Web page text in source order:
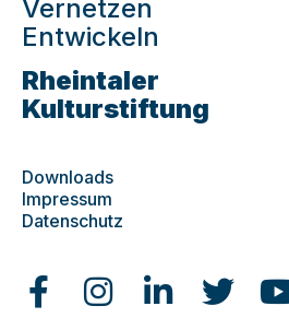
Vernetzen
Entwickeln
Rheintaler
Kulturstiftung
Downloads
Impressum
Datenschutz